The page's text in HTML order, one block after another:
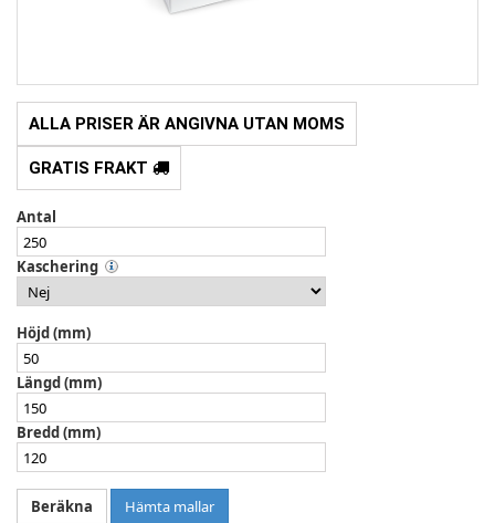
ALLA PRISER ÄR ANGIVNA UTAN MOMS
GRATIS FRAKT
Antal
Kaschering
Höjd (mm)
Längd (mm)
Bredd (mm)
Hämta mallar